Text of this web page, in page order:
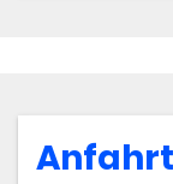
​Anfahrt